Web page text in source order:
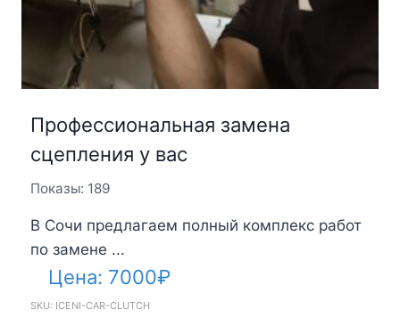
Профессиональная замена
сцепления у вас
Показы: 189
В Сочи предлагаем полный комплекс работ
по замене ...
Цена: 7000₽
SKU: ICENI-CAR-CLUTCH